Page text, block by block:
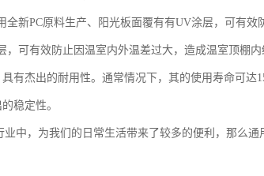
新PC原料生产、阳光板面覆有有UV涂层，可有效
可有效防止因温室内外温差过大，造成温室顶棚内
有杰出的耐用性。通常情况下，其的使用寿命可达
稳定性。
中，为我们的日常生活带来了较多的便利，那么